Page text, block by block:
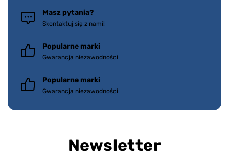
Masz pytania?
Skontaktuj się z nami!
Popularne marki
Gwarancja niezawodności
Popularne marki
Gwarancja niezawodności
Newsletter